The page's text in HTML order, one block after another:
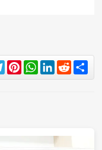
Telegram
Pinterest
WhatsApp
LinkedIn
Reddit